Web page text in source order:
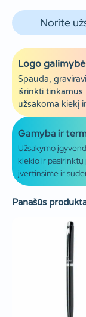
Norite
Logo
Spauda,
išrinkti
užsakoma kiekį
Gamyba ir
Užsakymo
kiekio ir
įvertinsime ir
Panašūs